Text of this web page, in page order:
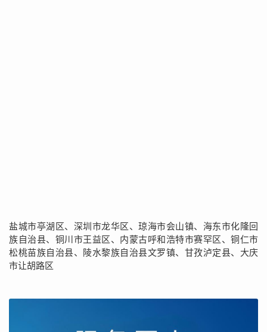
盐城市亭湖区、深圳市龙华区、琼海市会山镇、海东市化隆回
族自治县、铜川市王益区、内蒙古呼和浩特市赛罕区、铜仁市
松桃苗族自治县、陵水黎族自治县文罗镇、甘孜泸定县、大庆
市让胡路区